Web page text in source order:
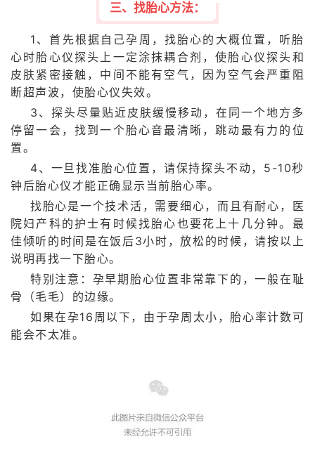
三、找胎心方法：
1、首先根据自己孕周，找胎心的大概位置，听胎
心时胎心仪探头上一定涂抹耦合剂，使胎心仪探头和
皮肤紧密接触，中间不能有空气，因为空气会严重阻
断超声波，使胎心仪失效。
3、探头尽量贴近皮肤缓慢移动，在同一个地方多
停留一会，找到一个胎心音最清晰，跳动最有力的位
置。
4、一旦找准胎心位置，请保持探头不动，5-10秒
钟后胎心仪才能正确显示当前胎心率。
找胎心是一个技术活，需要细心，而且有耐心，医
院妇产科的护士有时候找胎心也要花上十几分钟。最
佳倾听的时间是在饭后3小时，放松的时候，请按以上
说明再找一下胎心。
特别注意：孕早期胎心位置非常靠下的，一般在耻
骨（毛毛）的边缘。
如果在孕16周以下，由于孕周太小，胎心率计数可
能会不太准。